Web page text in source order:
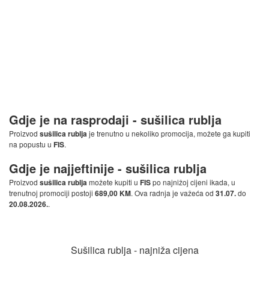
Gdje je na rasprodaji - sušilica rublja
Proizvod sušilica rubljaje trenutno u nekoliko promocija, možete ga kupiti
na popustu u FIS.
Gdje je najjeftinije - sušilica rublja
Proizvod sušilica rubljamožete kupiti u FISpo najnižoj cijeni ikada, u
trenutnoj promociji postoji 689,00 KM. Ova radnja je važeća od 31.07.do
20.08.2026..
Sušilica rublja - najniža cijena